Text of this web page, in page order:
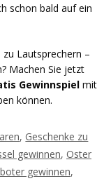
schon bald auf ein
Lautsprechern –
Machen Sie jetzt
Gewinnspiel mit
können.
, Geschenke zu
gewinnen, Oster
gewinnen,